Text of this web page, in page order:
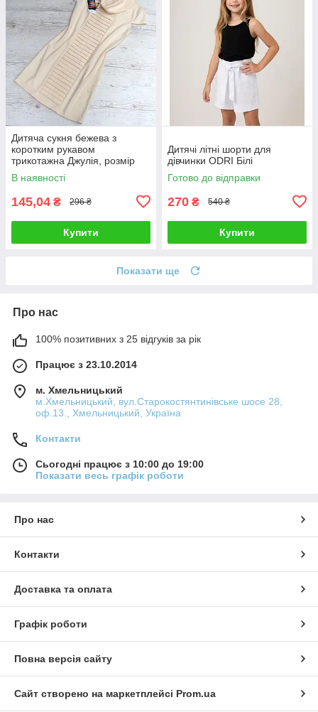
Дитяча сукня бежева з
коротким рукавом
трикотажна Джулія, розмір
140
В наявності
145,04 ₴ 296 ₴
Купити
Дитячі літні шорти для
дівчинки ODRI Білі
Готово до відправки
270 ₴ 540 ₴
Купити
Показати ще
Про нас
100% позитивних з 25 відгуків за рік
Працює з 23.10.2014
м. Хмельницький
м.Хмельницький, вул.Старокостянтинівське шосе 28,
оф.13., Хмельницький, Україна
Контакти
Сьогодні працює з 10:00 до 19:00
Показати весь графік роботи
Про нас
Контакти
Доставка та оплата
Графік роботи
Повна версія сайту
Сайт створено на маркетплейсі Prom.ua